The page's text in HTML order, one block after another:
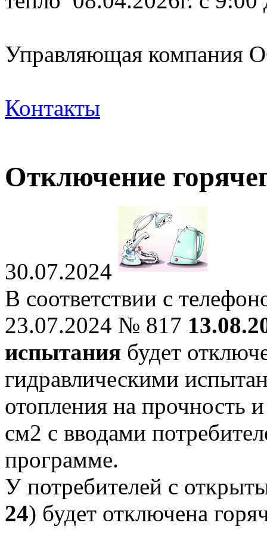
Управляющая
Контакты
Отключение
30.07.2024
В соответствии с
23.07.2024 № 817
испытания будет
гидравлическими
отопления на прочность
см2 с вводами
программе.
У потребителей с
24) будет отключена